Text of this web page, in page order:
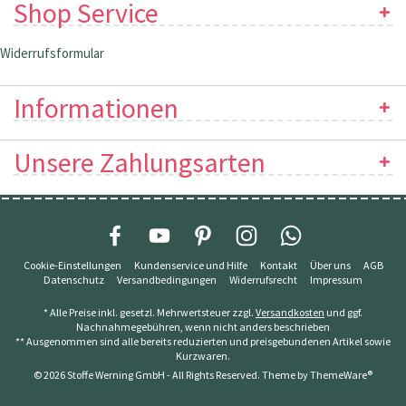
Shop Service
Widerrufsformular
Informationen
Unsere Zahlungsarten
Cookie-Einstellungen Kundenservice und Hilfe Kontakt Über uns
AGB
Datenschutz
Versandbedingungen Widerrufsrecht Impressum
* Alle Preise inkl. gesetzl. Mehrwertsteuer zzgl. Versandkosten und ggf.
Nachnahmegebühren, wenn nicht anders beschrieben
** Ausgenommen sind alle bereits reduzierten und preisgebundenen Artikel sowie
Kurzwaren.
© 2026 Stoffe Werning GmbH - All Rights Reserved. Theme byThemeWare®